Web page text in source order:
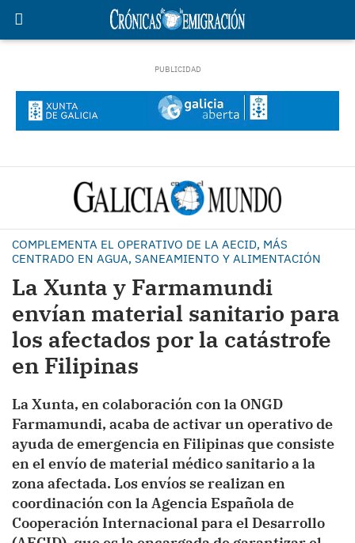
COMPLEMENTA EL OPERATIVO DE LA AECID, MÁS
CENTRADO EN AGUA, SANEAMIENTO Y ALIMENTACIÓN
La Xunta y Farmamundi
envían material sanitario para
los afectados por la catástrofe
en Filipinas
La Xunta, en colaboración con la ONGD
Farmamundi, acaba de activar un operativo de
ayuda de emergencia en Filipinas que consiste
en el envío de material médico sanitario a la
zona afectada. Los envíos se realizan en
coordinación con la Agencia Española de
Cooperación Internacional para el Desarrollo